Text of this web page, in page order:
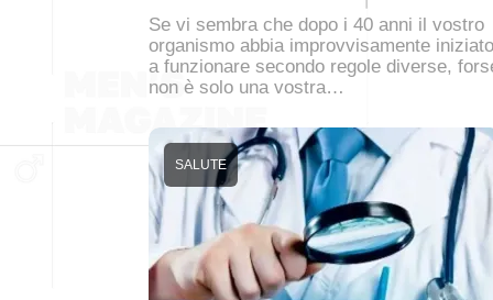
Se vi sembra che dopo i 40 anni il vostro
organismo abbia improvvisamente iniziato
a funzionare secondo regole diverse,
non è solo una vostra…
SALUTE